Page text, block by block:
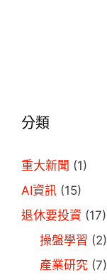
分類
重大新聞 (1)
AI資訊 (15)
退休要投資 (17)
操盤學習 (2)
產業研究(7)